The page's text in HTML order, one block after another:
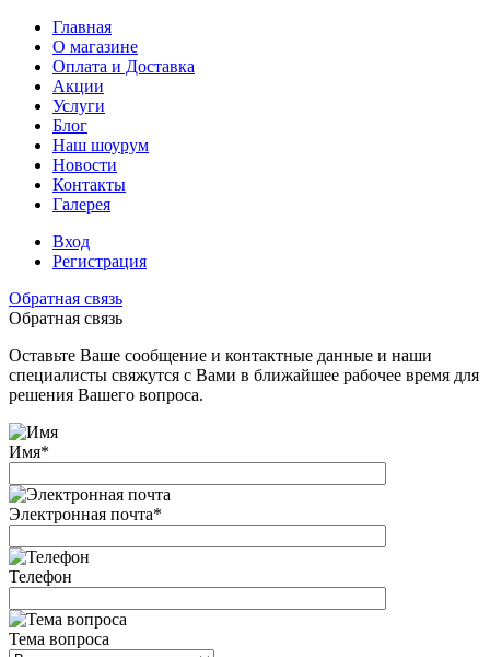
Главная
О магазине
Оплата и Доставка
Акции
Услуги
Блог
Наш шоурум
Новости
Контакты
Галерея
Вход
Регистрация
Обратная связь
Обратная связь
Оставьте Ваше сообщение и контактные данные и наши
специалисты свяжутся с Вами в ближайшее рабочее время для
решения Вашего вопроса.
Имя*
Электронная почта*
Телефон
Тема вопроса